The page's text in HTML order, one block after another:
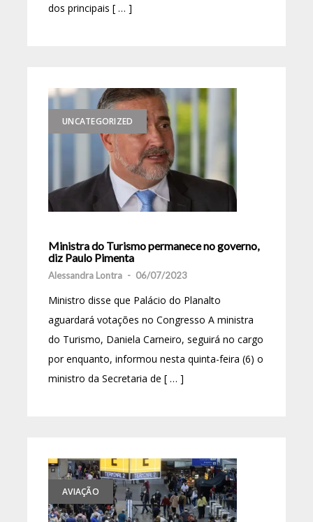
dos principais [ … ]
UNCATEGORIZED
Ministra do Turismo permanece no governo,
diz Paulo Pimenta
Alessandra Lontra - 06/07/2023
Ministro disse que Palácio do Planalto
aguardará votações no Congresso A ministra
do Turismo, Daniela Carneiro, seguirá no cargo
por enquanto, informou nesta quinta-feira (6) o
ministro da Secretaria de [ … ]
AVIAÇÃO